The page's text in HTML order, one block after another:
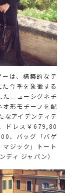
は、構築的なテ
今季を象徴する
たニューシグネチ
形モチーフを配
なアイデンティテ
ドレス￥679,80
、バッグ「バゲ
ジック」トート
ィ ジャパン）